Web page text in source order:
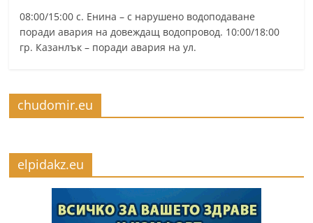
08:00/15:00 с. Енина – с нарушено водоподаване
поради авария на довеждащ водопровод. 10:00/18:00
гр. Казанлък – поради авария на ул.
chudomir.eu
elpidakz.eu